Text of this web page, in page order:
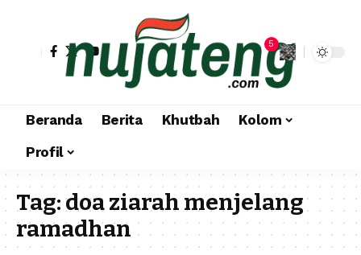
5
Beranda Berita Khutbah
Kolom
Profil
Tag:doa ziarah menjelang
ramadhan